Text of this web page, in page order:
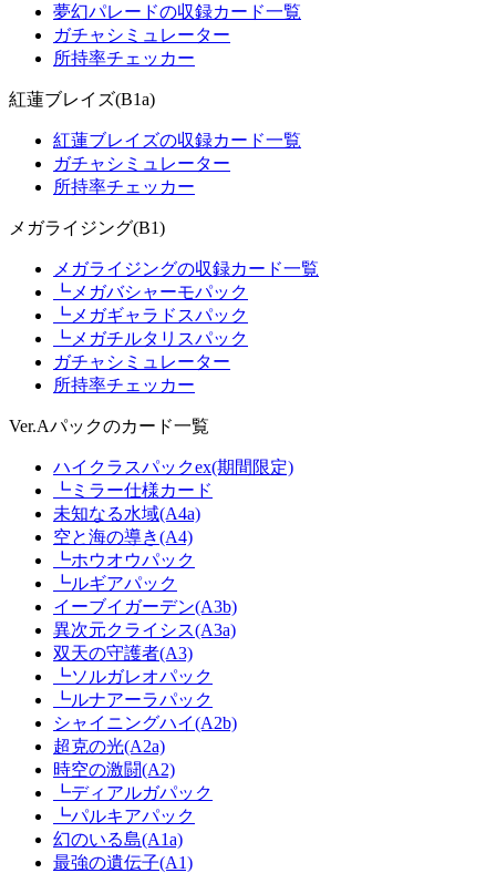
夢幻パレードの収録カード一覧
ガチャシミュレーター
所持率チェッカー
紅蓮ブレイズ(B1a)
紅蓮ブレイズの収録カード一覧
ガチャシミュレーター
所持率チェッカー
メガライジング(B1)
メガライジングの収録カード一覧
┗メガバシャーモパック
┗メガギャラドスパック
┗メガチルタリスパック
ガチャシミュレーター
所持率チェッカー
Ver.Aパックのカード一覧
ハイクラスパックex(期間限定)
┗ミラー仕様カード
未知なる水域(A4a)
空と海の導き(A4)
┗ホウオウパック
┗ルギアパック
イーブイガーデン(A3b)
異次元クライシス(A3a)
双天の守護者(A3)
┗ソルガレオパック
┗ルナアーラパック
シャイニングハイ(A2b)
超克の光(A2a)
時空の激闘(A2)
┗ディアルガパック
┗パルキアパック
幻のいる島(A1a)
最強の遺伝子(A1)